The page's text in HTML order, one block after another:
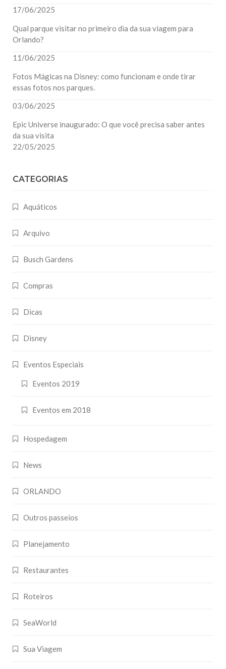
17/06/2025
Qual parque visitar no primeiro dia da sua viagem para
Orlando?
11/06/2025
Fotos Mágicas na Disney: como funcionam e onde tirar
essas fotos nos parques.
03/06/2025
Epic Universe inaugurado: O que você precisa saber antes
da sua visita
22/05/2025
CATEGORIAS
Aquáticos
Arquivo
Busch Gardens
Compras
Dicas
Disney
Eventos Especiais
Eventos 2019
Eventos em 2018
Hospedagem
News
ORLANDO
Outros passeios
Planejamento
Restaurantes
Roteiros
SeaWorld
Sua Viagem